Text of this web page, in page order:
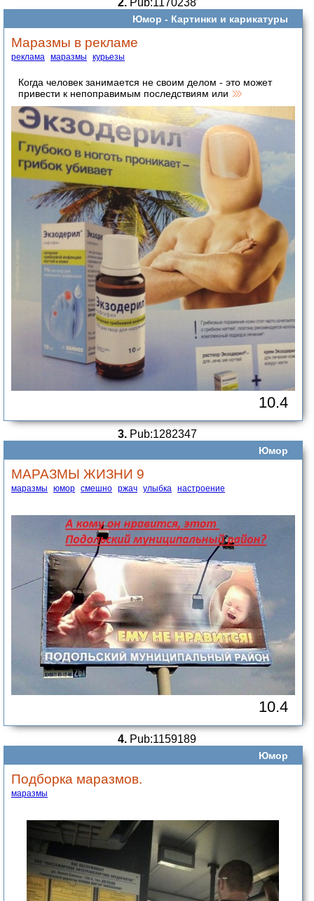
Юмор - Картинки и карикатуры
Маразмы в рекламе
реклама маразмы курьезы
Когда человек занимается не своим делом - это может
привести к непоправимым последствиям или
10.4
3.Pub:1282347
Юмор
МАРАЗМЫ ЖИЗНИ 9
маразмы юмор смешно ржач улыбка настроение
10.4
4. Pub:1159189
Юмор
Подборка маразмов.
маразмы